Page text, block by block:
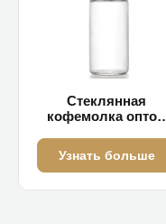
Стеклянная
кофемолка оптом
Узнать больше